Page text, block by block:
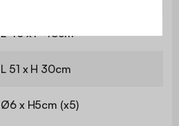
L 46 x P 48cm
L 51 x H 30cm
Ø6 x H5cm (x5)